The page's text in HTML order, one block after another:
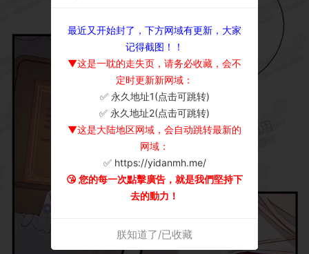
最近又开始封了，下方网域有更新，大家
记得截图！！
▼这是一耽的走失页，请务必收藏，会不
定时更新新网域：
✅ 永久地址1(点击可跳转)
✅ 永久地址2(点击可跳转)
▼这是大陆地区网域，会自动跳转最新的
网域：
✅ https://yidanmh.me/
😘 您的每一次點擊廣告，就是我們堅持下
去的動力！
朕知道了/已收藏